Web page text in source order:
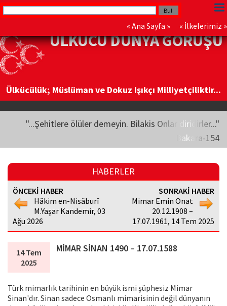
« Ana Sayfa » « İlkelerimiz »
ÜLKÜCÜ DÜNYA GÖRÜŞÜ
Ülkücülük; Müslüman ve Dokuz Işıkçı Milliyetçiliktir...
"...Şehitlere ölüler demeyin. Bilakis Onlar diridirler..."
Bakara-154
HABERLER
ÖNCEKİ HABER
Hâkim en-Nisâburî
M.Yaşar Kandemir, 03
Ağu 2026
SONRAKİ HABER
Mimar Emin Onat
20.12.1908 –
17.07.1961, 14 Tem 2025
14 Tem
2025
MİMAR SİNAN 1490 – 17.07.1588
Türk mimarlık tarihinin en büyük ismi şüphesiz Mimar
Sinan'dır. Sinan sadece Osmanlı mimarisinin değil dünyanın